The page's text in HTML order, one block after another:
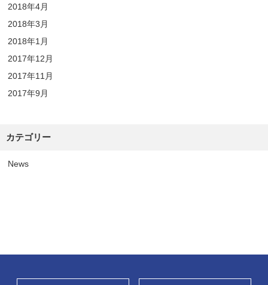
2018年4月
2018年3月
2018年1月
2017年12月
2017年11月
2017年9月
カテゴリー
News